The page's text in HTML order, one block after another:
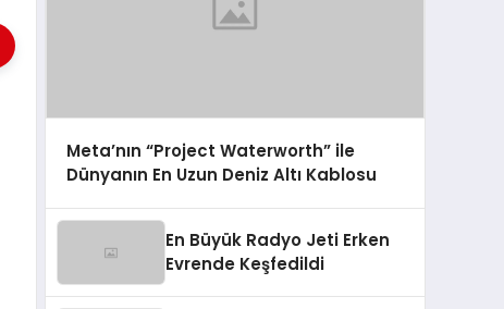
Meta’nın “Project Waterworth” ile
Dünyanın En Uzun Deniz Altı Kablosu
En Büyük Radyo Jeti Erken
Evrende Keşfedildi